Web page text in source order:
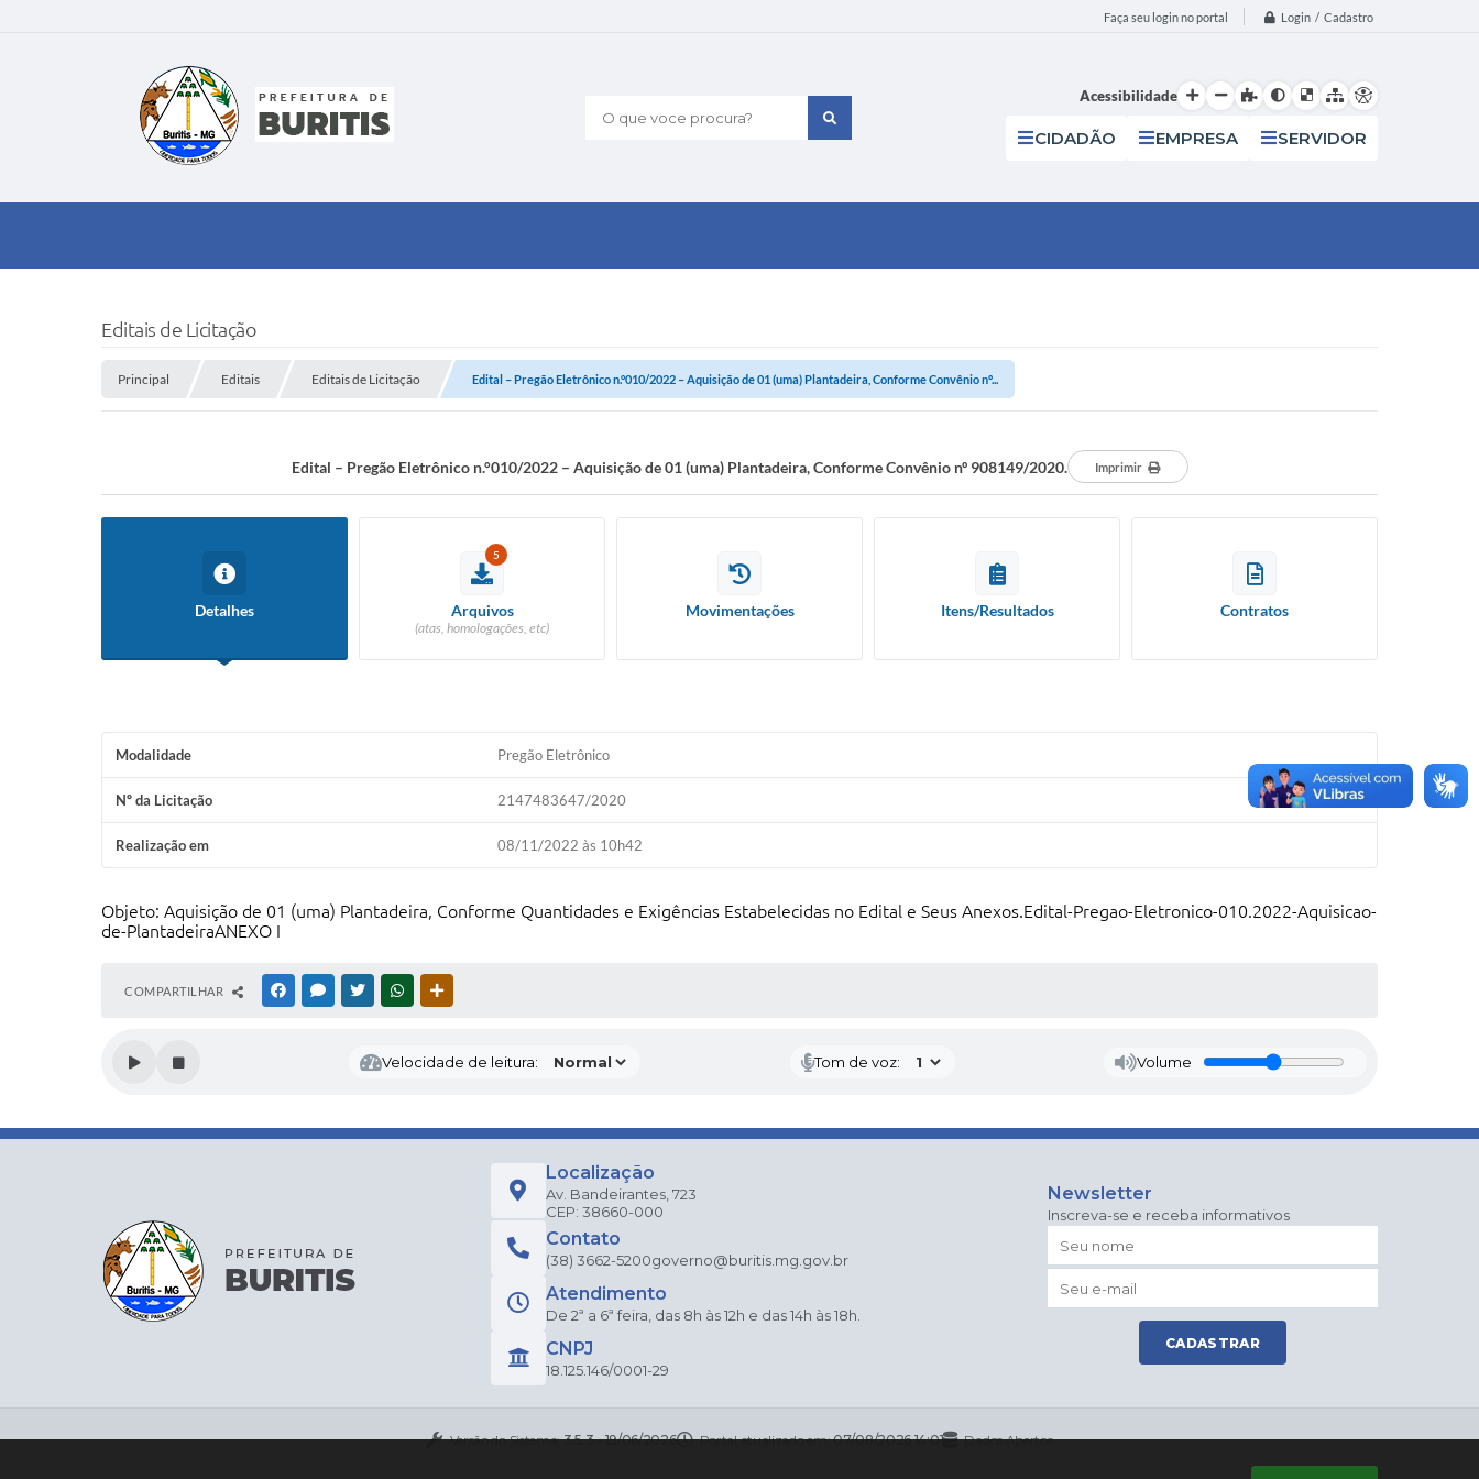
Faça seu login no portal Login / Cadastro
O que voce procura?
Acessibilidade
CIDADÃO EMPRESA SERVIDOR
Editais de Licitação
Principal Editais Editais de Licitação Edital – Pregão Eletrônico n.°010/2022 – Aquisição de 01 (uma) Plantadeira, Conforme Convênio nº...
Edital – Pregão Eletrônico n.°010/2022 – Aquisição de 01 (uma) Plantadeira, Conforme Convênio nº 908149/2020. Imprimir
Detalhes
5
Arquivos
(atas, homologações, etc)
Movimentações Itens/Resultados Contratos
Modalidade Pregão Eletrônico
Nº da Licitação 2147483647/2020
Realização em 08/11/2022 às 10h42
Objeto: Aquisição de 01 (uma) Plantadeira, Conforme Quantidades e Exigências Estabelecidas no Edital e Seus Anexos.Edital-Pregao-Eletronico-010.2022-Aquisicao-
de-PlantadeiraANEXO I
COMPARTILHAR FACEBOOKMESSENGER
TWITTERWHATSAPP
Velocidade de leitura: Tom de voz: Volume
Localização
Av. Bandeirantes, 723
CEP: 38660-000
Contato
(38) 3662-5200governo@buritis.mg.gov.br
Atendimento
De 2ª a 6ª feira, das 8h às 12h e das 14h às 18h.
CNPJ
18.125.146/0001-29
Newsletter
Inscreva-se e receba informativos
CADASTRAR
Versão do Sistema:3.5.3 - 19/06/2026 Portal atualizado em:07/08/2026 14:01 Dados Abertos